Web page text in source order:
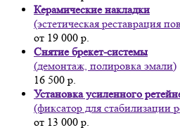
Керамические накладки
(эстетическая реставрация
от 19 000 р.
Снятие брекет-системы
(демонтаж, полировка эмали)
16 500 р.
Установка усиленного
(фиксатор для стабилизации
от 13 000 р.